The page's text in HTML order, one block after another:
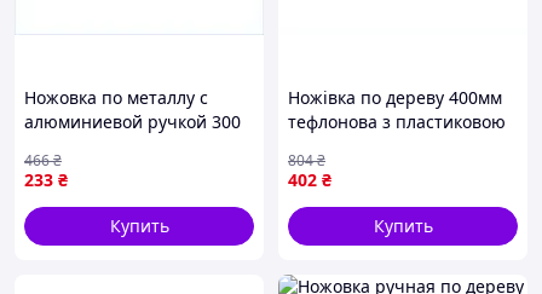
Ножовка по металлу с
алюминиевой ручкой 300
работы с полотнами
233 ₴
466₴
Купить
Ножівка по дереву 400мм
тефлонова з пластиковою
різання деревини
402 ₴
804₴
Купить